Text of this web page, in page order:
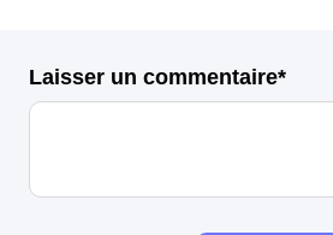
Laisser un commentaire*